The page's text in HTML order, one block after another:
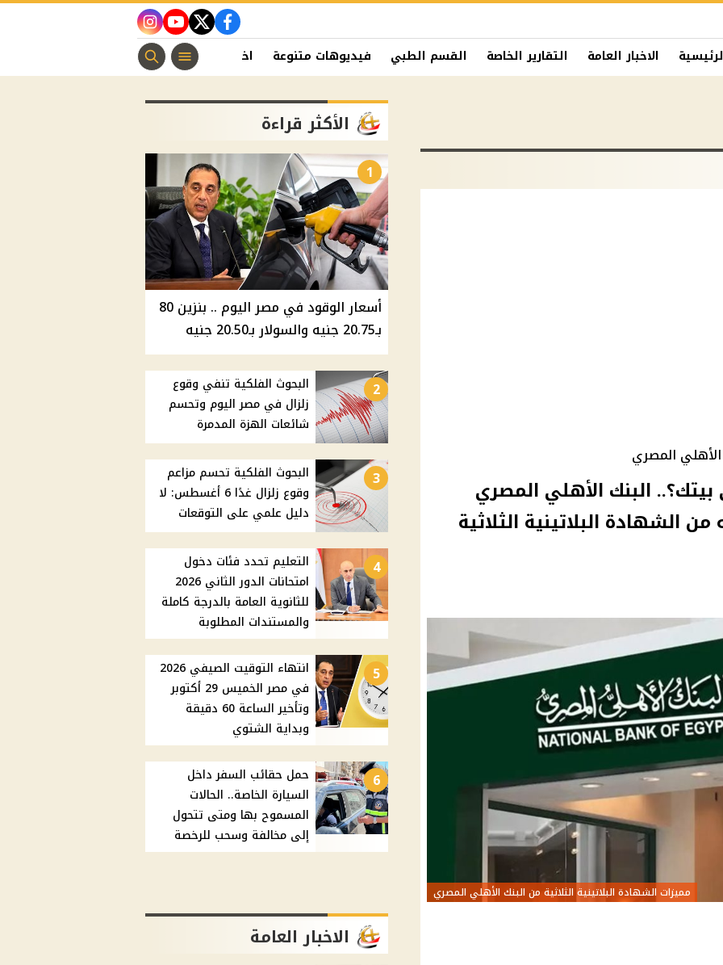
facebook
twitter
youtube
instagram
الاخبار العامة التقارير الخاصة القسم الطبي فيديوهات متنوعة اخبار الفن منوعات مسيحية
الأهلي المصري
البنك الأهلي المصري
ألف جنيه من الشهادة البلاتينية الثلاثية
مميزات الشهادة البلاتينية الثلاثية من البنك الأهلي المصري
الأكثر قراءة
1
أسعار الوقود في مصر اليوم .. بنزين 80
بـ20.75 جنيه والسولار بـ20.50 جنيه
2
البحوث الفلكية تنفي وقوع
زلزال في مصر اليوم وتحسم
شائعات الهزة المدمرة
3
البحوث الفلكية تحسم مزاعم
وقوع زلزال غدًا 6 أغسطس: لا
دليل علمي على التوقعات
4
التعليم تحدد فئات دخول
امتحانات الدور الثاني 2026
للثانوية العامة بالدرجة كاملة
والمستندات المطلوبة
5
انتهاء التوقيت الصيفي 2026
في مصر الخميس 29 أكتوبر
وتأخير الساعة 60 دقيقة
وبداية الشتوي
6
حمل حقائب السفر داخل
السيارة الخاصة.. الحالات
المسموح بها ومتى تتحول
إلى مخالفة وسحب للرخصة
الاخبار العامة